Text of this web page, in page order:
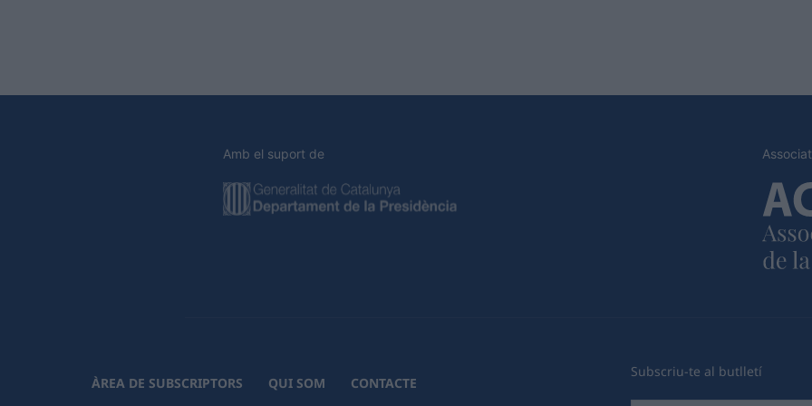
Amb el suport de
ÀREA DE SUBSCRIPTORS QUI SOM CONTACTE
Subscriu-te al butlletí